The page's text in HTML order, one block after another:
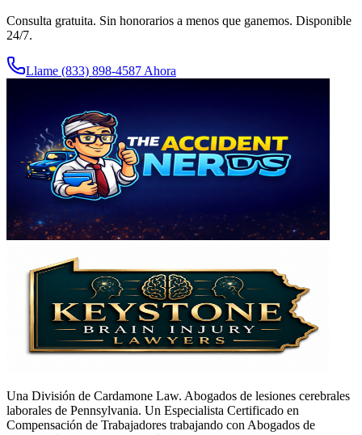
Consulta gratuita. Sin honorarios a menos que ganemos. Disponible
24/7.
Llame (833) 898-4587 Ahora
Una División de Cardamone Law. Abogados de lesiones cerebrales
laborales de Pennsylvania. Un Especialista Certificado en
Compensación de Trabajadores trabajando con Abogados de